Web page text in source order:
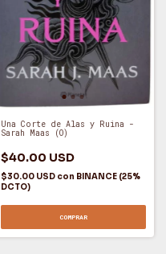
Una Corte de Alas y Ruina -
Sarah Maas (O)
$40.00 USD
$30.00 USD con BINANCE (25%
DCTO)
COMPRAR